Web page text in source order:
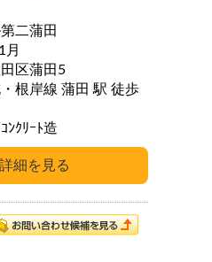
二蒲田
月
区蒲田5
岸線 蒲田 駅 徒歩
ﾝｸﾘｰﾄ造